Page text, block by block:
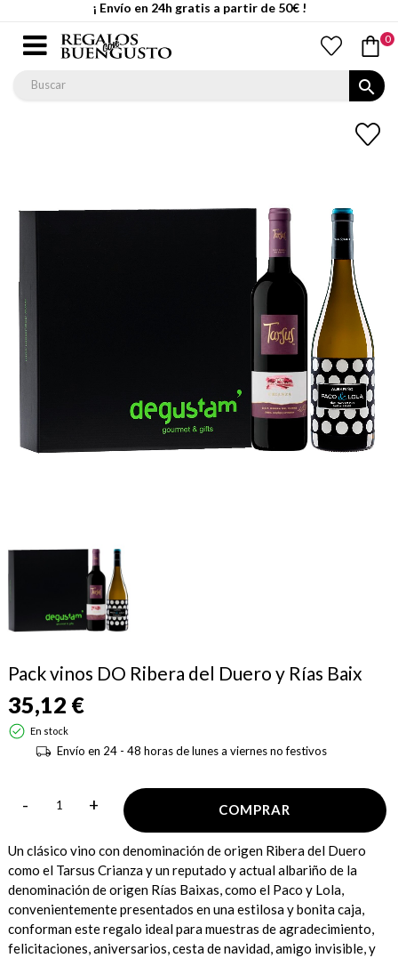
¡ Envío en 24h gratis a partir de 50€ !
0
search
Pack vinos DO Ribera del Duero y Rías Baix
35,12 €
En stock
Envío en 24 - 48 horas de lunes a viernes no festivos
- + COMPRAR
Un clásico vino con denominación de origen Ribera del Duero
como el Tarsus Crianza y un reputado y actual albariño de la
denominación de origen Rías Baixas, como el Paco y Lola,
convenientemente presentados en una estilosa y bonita caja,
conforman este regalo ideal para muestras de agradecimiento,
felicitaciones, aniversarios, cesta de navidad, amigo invisible, y